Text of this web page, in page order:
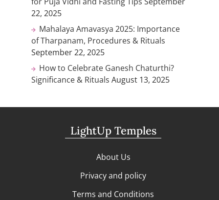
22, 2025
Mahalaya Amavasya 2025: Importance
of Tharpanam, Procedures & Rituals
September 22, 2025
How to Celebrate Ganesh Chaturthi?
Significance & Rituals August 13, 2025
LightUp Temples
About Us
Privacy and policy
Terms and Conditions